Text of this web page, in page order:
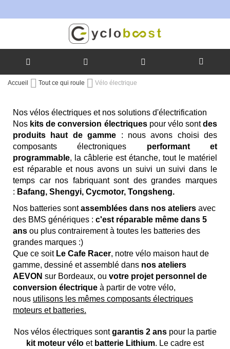
Allez
Accueil Tout ce qui roule Vélo électrique
Nos vélos électriques et nos solutions d'électrification
Nos kits de conversion électriques pour vélo sont des
produits haut de gamme
: nous avons choisi des
composants électroniques
performant et
programmable, la câblerie est étanche, tout le matériel
est réparable et nous avons un suivi un suivi dans le
temps car nos fabriquant sont des grandes marques
: Bafang, Shengyi, Cycmotor, Tongsheng.
Nos batteries sont assemblées dans nos ateliers avec
des BMS génériques : c'est réparable même dans 5
ans ou plus contrairement à toutes les batteries des
grandes marques :)
Que ce soit Le Cafe Racer, notre vélo maison haut de
gamme, dessiné et assemblé dans nos ateliers
AEVON sur Bordeaux, ou votre projet personnel de
conversion électrique à partir de votre vélo,
nous utilisons les mêmes composants électriques
moteurs et batteries.
Nos vélos électriques sontgarantis 2 anspour la partie
kit moteur vélo et batterie Lithium. Le cadre est